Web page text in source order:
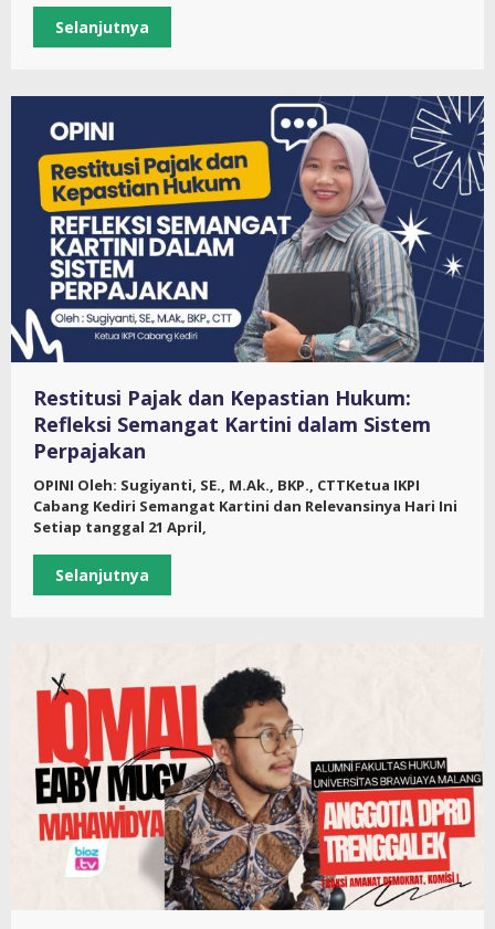
Selanjutnya
Restitusi Pajak dan Kepastian Hukum:
Refleksi Semangat Kartini dalam Sistem
Perpajakan
OPINI Oleh: Sugiyanti, SE., M.Ak., BKP., CTTKetua IKPI
Cabang Kediri Semangat Kartini dan Relevansinya Hari Ini
Setiap tanggal 21 April,
Selanjutnya